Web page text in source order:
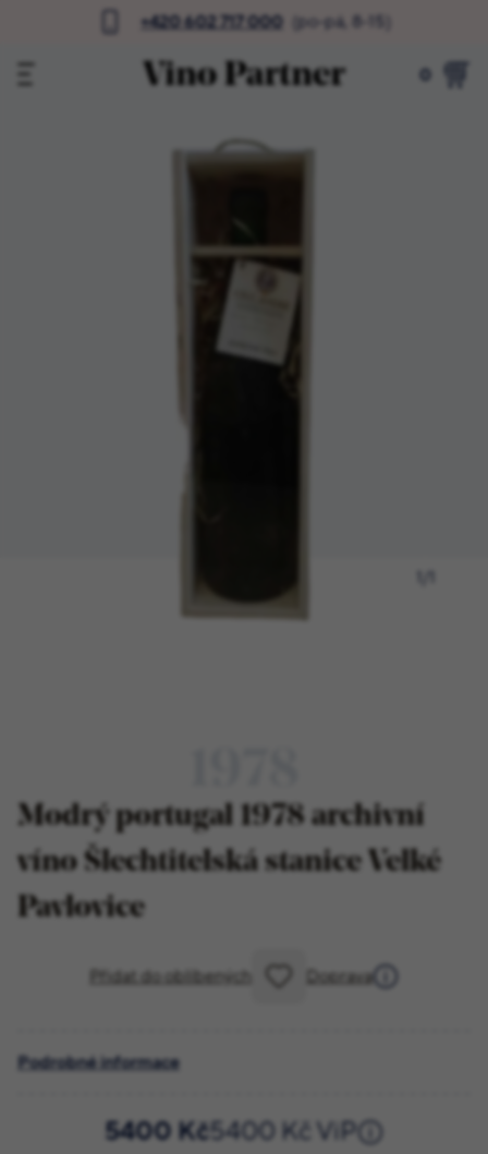
+420 602 717 000 (po-pá, 8-15)
0
Modrý portugal 1978 archivní
víno Šlechtitelská stanice Velké
Pavlovice
Přidat do oblíbených Doprava
Podrobné informace
5400 Kč5400 Kč ViP